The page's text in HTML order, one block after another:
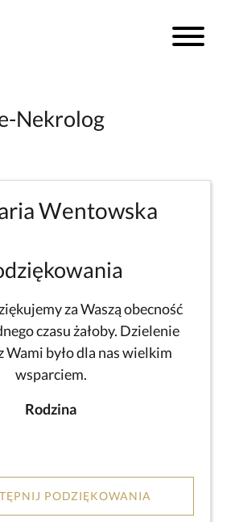
Nekrolog
Wentowska
za Waszą obecność
czasu żałoby. Dzielenie
Wami było dla nas wielkim
wsparciem.
Rodzina
PODZIĘKOWANIA